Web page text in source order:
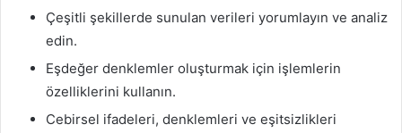
Çeşitli şekillerde sunulan verileri yorumlayın ve analiz
edin.
Eşdeğer denklemler oluşturmak için işlemlerin
özelliklerini kullanın.
Cebirsel ifadeleri, denklemleri ve eşitsizlikleri